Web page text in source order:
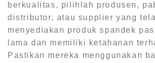
berkualitas, pilihlah produsen,
distributor, atau supplier yang
menyediakan produk spandek
lama dan memiliki ketahanan
Pastikan mereka menggunakan